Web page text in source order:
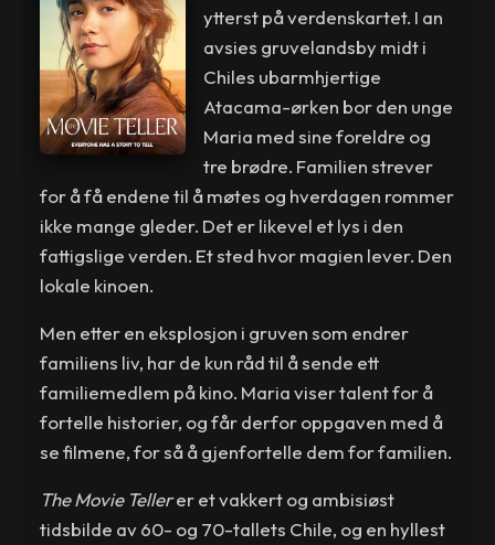
ytterst på verdenskartet. I an
avsies gruvelandsby midt i
Chiles ubarmhjertige
Atacama-ørken bor den unge
Maria med sine foreldre og
tre brødre. Familien strever
for å få endene til å møtes og hverdagen rommer
ikke mange gleder. Det er likevel et lys i den
fattigslige verden. Et sted hvor magien lever. Den
lokale kinoen.
Men etter en eksplosjon i gruven som endrer
familiens liv, har de kun råd til å sende ett
familiemedlem på kino. Maria viser talent for å
fortelle historier, og får derfor oppgaven med å
se filmene, for så å gjenfortelle dem for familien.
The Movie Tellerer et vakkert og ambisiøst
tidsbilde av 60- og 70-tallets Chile, og en hyllest